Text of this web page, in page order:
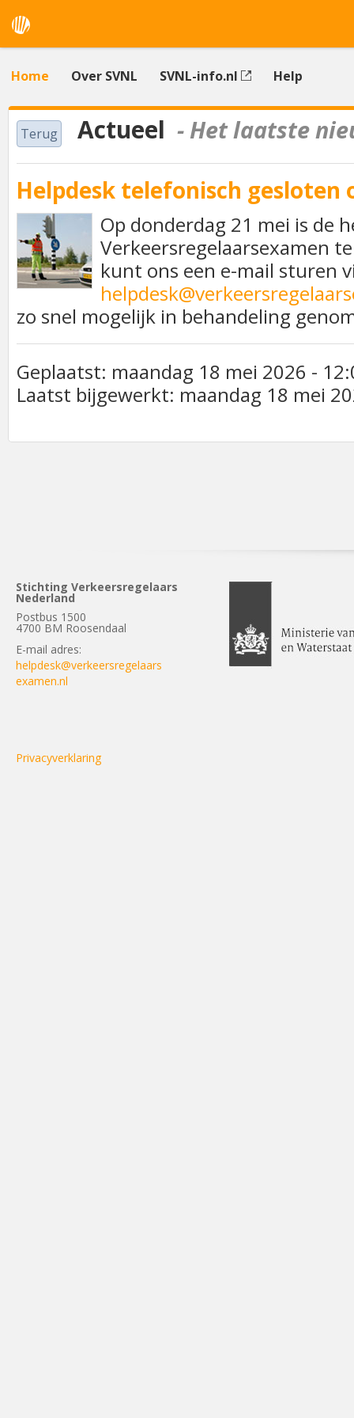
Home Over SVNL SVNL-info.nl Help
Terug Actueel - Het laatste
Helpdesk telefonisch gesloten
Op donderdag 21 mei is de
Verkeersregelaarsexamen
kunt ons een e-mail sturen
zo snel mogelijk in behandeling
Geplaatst: maandag 18 mei 2026 -
Laatst bijgewerkt: maandag 18 mei
Stichting Verkeersregelaars
Nederland
Postbus 1500
4700 BM Roosendaal
E-mail adres:
helpdesk@verkeersregelaars
examen.nl
Privacyverklaring